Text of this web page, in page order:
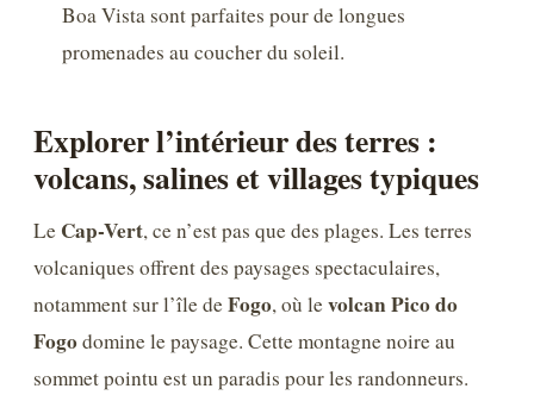
Boa Vista sont parfaites pour de longues
promenades au coucher du soleil.
Explorer l’intérieur des terres :
volcans, salines et villages typiques
Le Cap-Vert, ce n’est pas que des plages. Les terres
volcaniques offrent des paysages spectaculaires,
notamment sur l’île de Fogo, où le volcan Pico do
Fogodomine le paysage. Cette montagne noire au
sommet pointu est un paradis pour les randonneurs.